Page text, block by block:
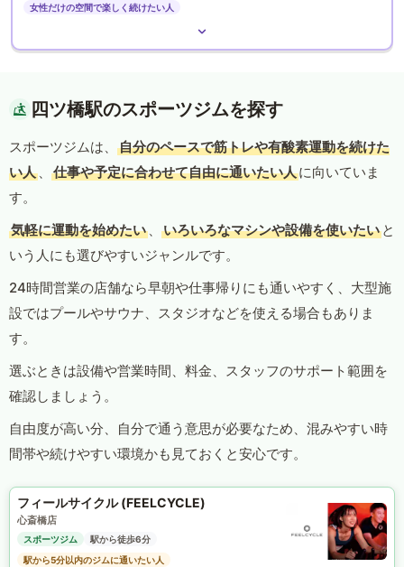
女性だけの空間で楽しく続けたい人
四ツ橋駅のスポーツジムを探す
スポーツジムは、
自分のペースで筋トレや有酸素運動を続けた
い人 、 仕事や予定に合わせて自由に通いたい人に向いていま
す。
気軽に運動を始めたい 、 いろいろなマシンや設備を使いたい と
いう人にも選びやすいジャンルです。
24時間営業の店舗なら早朝や仕事帰りにも通いやすく、大型施
設ではプールやサウナ、スタジオなどを使える場合もありま
す。
選ぶときは設備や営業時間、料金、スタッフのサポート範囲を
確認しましょう。
自由度が高い分、自分で通う意思が必要なため、混みやすい時
間帯や続けやすい環境かも見ておくと安心です。
フィールサイクル (FEELCYCLE)
心斎橋店
スポーツジム
駅から徒歩6分
駅から5分以内のジムに通いたい人